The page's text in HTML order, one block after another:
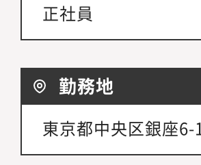
正社員
勤務地
東京都中央区銀座6-